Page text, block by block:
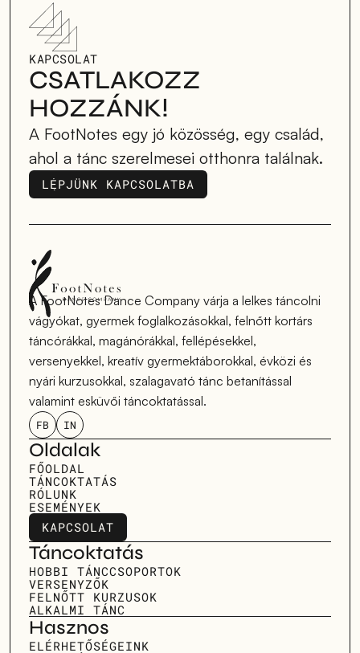
KAPCSOLAT
CSATLAKOZZ
HOZZÁNK!
A FootNotes egy jó közösség, egy család,
ahol a tánc szerelmesei otthonra találnak.
LÉPJÜNK KAPCSOLATBA
LÉPJÜNK KAPCSOLATBA
A FootNotes Dance Company várja a lelkes táncolni
vágyókat, gyermek foglalkozásokkal, felnőtt kortárs
táncórákkal, magánórákkal, fellépésekkel,
versenyekkel, kreatív gyermektáborokkal, évközi és
nyári kurzusokkal, szalagavató tánc betanítással
valamint esküvői táncoktatással.
FB IN
Oldalak
FŐOLDAL
TÁNCOKTATÁS
RÓLUNK
ESEMÉNYEK
KAPCSOLAT
KAPCSOLAT
Táncoktatás
HOBBI TÁNCCSOPORTOK
VERSENYZŐK
FELNŐTT KURZUSOK
ALKALMI TÁNC
Hasznos
ELÉRHETŐSÉGEINK